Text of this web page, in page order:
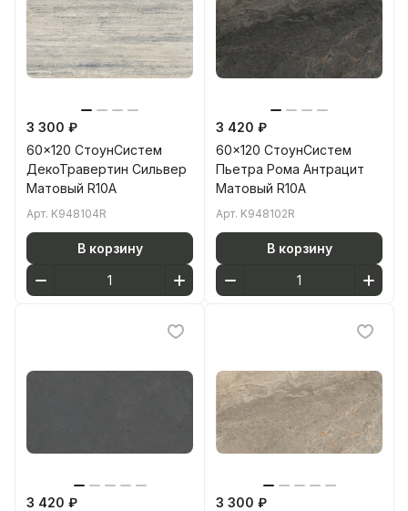
3 300 ₽
60x120 СтоунСистем
ДекоТравертин Сильвер
Матовый R10A
Арт. K948104R
В корзину
3 420 ₽
60x120 СтоунСистем
Пьетра Рома Антрацит
Матовый R10A
Арт. K948102R
В корзину
3 420 ₽
3 300 ₽